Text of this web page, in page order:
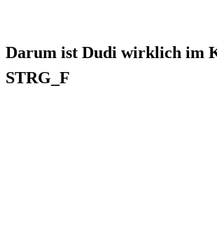
Darum ist Dudi wirklich im
STRG_F